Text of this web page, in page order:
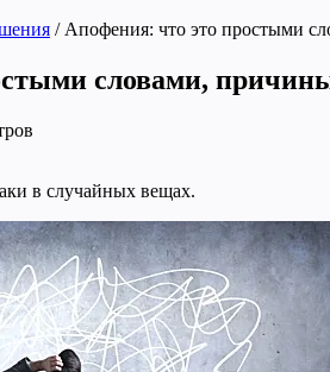
/ Апофения: что это простыми
словами,
в случайных вещах.